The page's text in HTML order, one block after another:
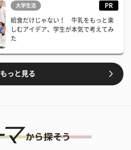
大学生活 PR
給食だけじゃない！ 牛乳をもっと楽
しむアイデア、学生が本気で考えてみ
た
もっと見る